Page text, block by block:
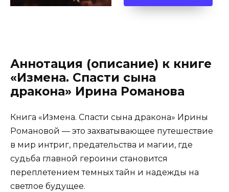
Аннотация (описание) к книге
«Измена. Спасти сына
дракона» Ирина Романова
Книга «Измена. Спасти сына дракона» Ирины
Романовой — это захватывающее путешествие
в мир интриг, предательства и магии, где
судьба главной героини становится
переплетением темных тайн и надежды на
светлое будущее.